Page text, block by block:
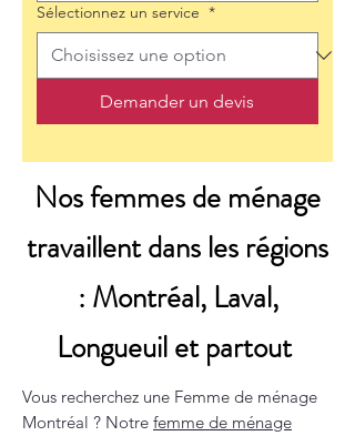
Sélectionnez un service *
Demander un devis
Nos femmes de ménage
travaillent dans les régions
: Montréal, Laval,
Longueuil et partout
Vous recherchez une Femme de ménage
Montréal ? Notre femme de ménage